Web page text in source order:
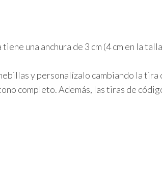
tiene una anchura de 3 cm (4 cm en la
y personalízalo cambiando la
completo. Además, las tiras de